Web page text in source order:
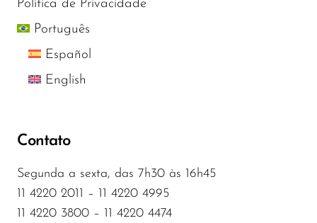
Política de Privacidade
Português
Español
English
Contato
Segunda a sexta, das 7h30 às 16h45
11 4220 2011 – 11 4220 4995
11 4220 3800 – 11 4220 4474